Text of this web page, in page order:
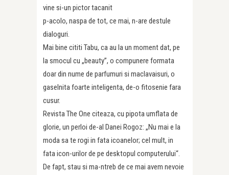
vine si-un pictor tacanit
p-acolo, naspa de tot, ce mai, n-are destule
dialoguri.
Mai bine cititi Tabu, ca au la un moment dat, pe
la smocul cu „beauty”, o compunere formata
doar din nume de parfumuri si maclavaisuri, o
gaselnita foarte inteligenta, de-o fitosenie fara
cusur.
Revista The One citeaza, cu pipota umflata de
glorie, un perloi de-al Danei Rogoz: „Nu mai e la
moda sa te rogi in fata icoanelor; cel mult, in
fata icon-urilor de pe desktopul computerului“.
De fapt, stau si ma-ntreb de ce mai avem nevoie